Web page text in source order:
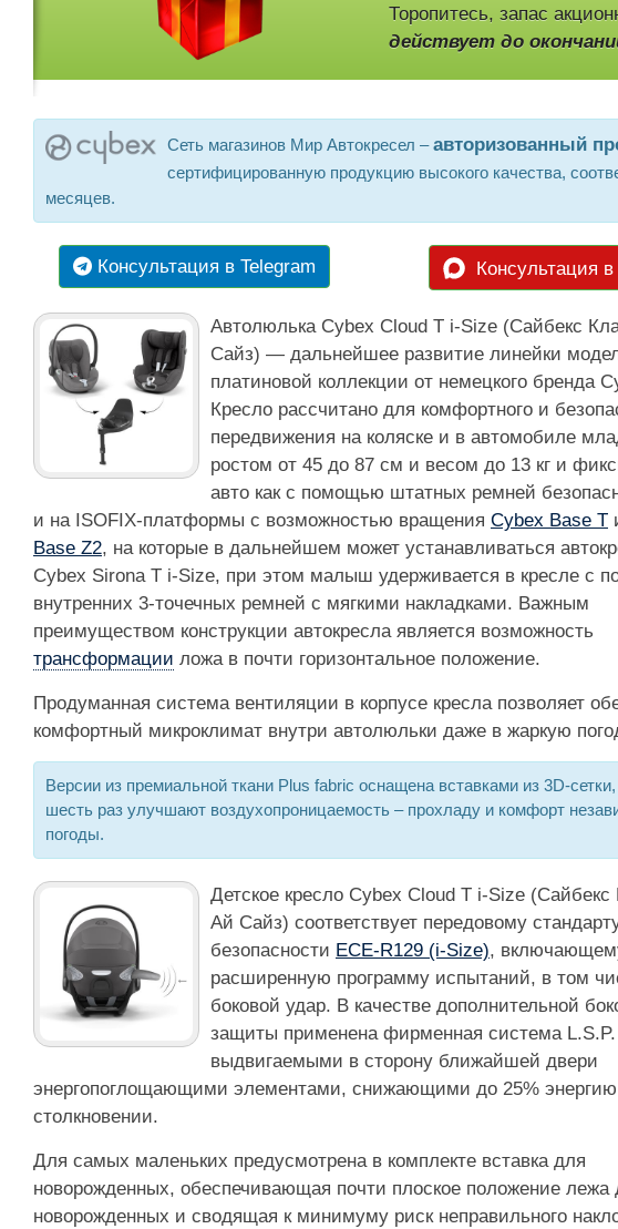
Торопитесь, запас
действует до
Сеть магазинов Мир Автокресел –авторизованный
сертифицированную продукцию высокого качества,
месяцев.
Консультация в Telegram Консультация в
Автолюлька Cybex Cloud T i-Size (Сайбекс
Сайз) — дальнейшее развитие линейки
платиновой коллекции от немецкого бренда
Кресло рассчитано для комфортного и
передвижения на коляске и в автомобиле
ростом от 45 до 87 см и весом до 13 кг и
авто как с помощью штатных ремней
и на ISOFIX-платформы с возможностью вращения Cybex Base T
Base Z2, на которые в дальнейшем может устанавливаться
Cybex Sirona T i-Size, при этом малыш удерживается в кресле с
внутренних 3-точечных ремней с мягкими накладками. Важным
преимуществом конструкции автокресла является возможность
трансформации ложа в почти горизонтальное положение.
Продуманная система вентиляции в корпусе кресла позволяет
комфортный микроклимат внутри автолюльки даже в жаркую
Версии из премиальной ткани Plus fabric оснащена вставками из 3D-
шесть раз улучшают воздухопроницаемость – прохладу и комфорт
погоды.
Детское кресло Cybex Cloud T i-Size (Сайбекс
Ай Сайз) соответствует передовому
безопасности ECE-R129 (i-Size),
расширенную программу испытаний, в том
боковой удар. В качестве дополнительной
защиты применена фирменная система L.S.P.
выдвигаемыми в сторону ближайшей двери
энергопоглощающими элементами, снижающими до 25% энергию
столкновении.
Для самых маленьких предусмотрена в комплекте вставка для
новорожденных, обеспечивающая почти плоское положение лежа
новорожденных и сводящая к минимуму риск неправильного